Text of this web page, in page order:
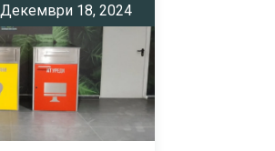
Декември 18, 2024